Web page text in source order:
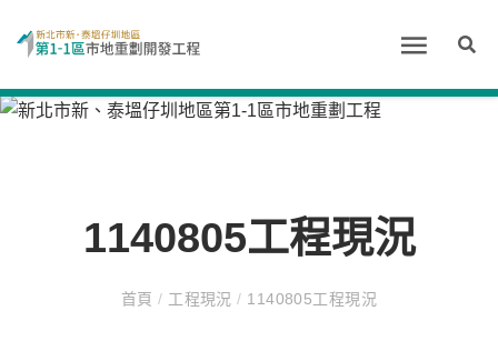
1140805工程現況
首頁/ 工程現況/ 1140805工程現況